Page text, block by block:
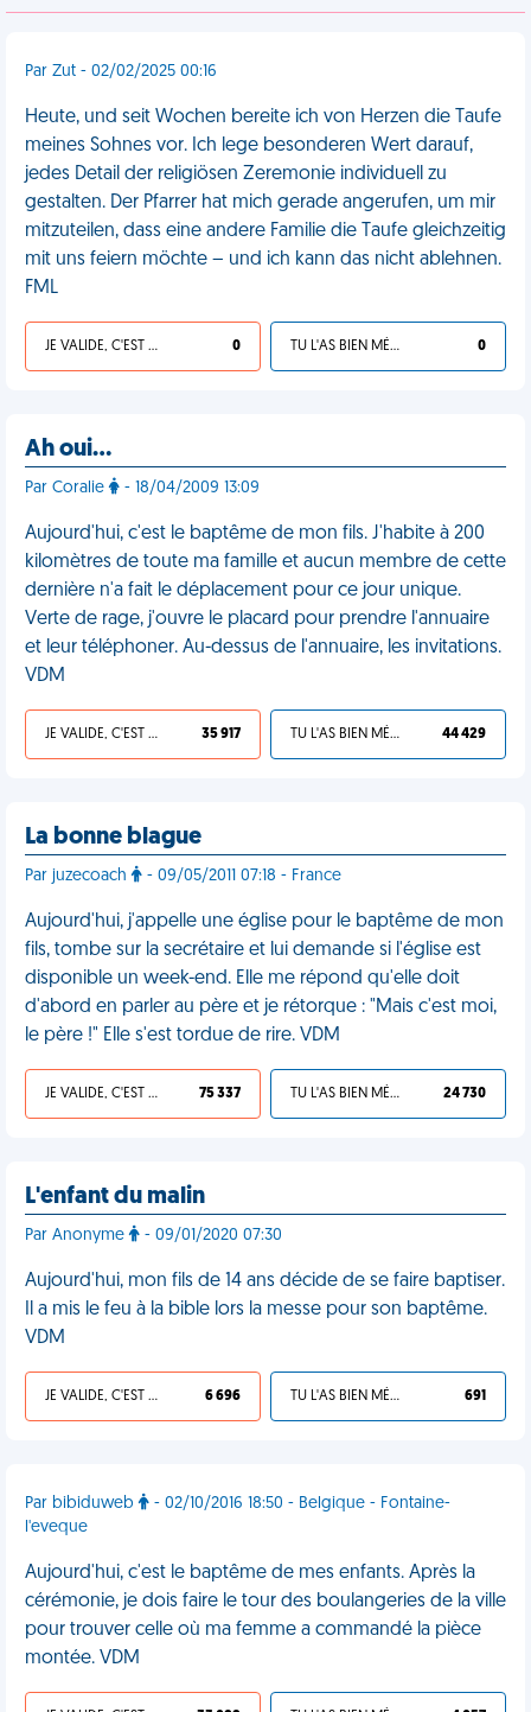
Par Zut - 02/02/2025 00:16
Heute, und seit Wochen bereite ich von Herzen die Taufe
meines Sohnes vor. Ich lege besonderen Wert darauf,
jedes Detail der religiösen Zeremonie individuell zu
gestalten. Der Pfarrer hat mich gerade angerufen, um mir
mitzuteilen, dass eine andere Familie die Taufe gleichzeitig
mit uns feiern möchte – und ich kann das nicht ablehnen.
FML
JE VALIDE, C'EST UNE VDM 0 TU L'AS BIEN MÉRITÉ 0
Ah oui…
Par Coralie - 18/04/2009 13:09
Aujourd'hui, c'est le baptême de mon fils. J'habite à 200
kilomètres de toute ma famille et aucun membre de cette
dernière n'a fait le déplacement pour ce jour unique.
Verte de rage, j'ouvre le placard pour prendre l'annuaire
et leur téléphoner. Au-dessus de l'annuaire, les invitations.
VDM
JE VALIDE, C'EST UNE VDM 35 917 TU L'AS BIEN MÉRITÉ 44 429
La bonne blague
Par juzecoach - 09/05/2011 07:18 - France
Aujourd'hui, j'appelle une église pour le baptême de mon
fils, tombe sur la secrétaire et lui demande si l'église est
disponible un week-end. Elle me répond qu'elle doit
d'abord en parler au père et je rétorque : "Mais c'est moi,
le père !" Elle s'est tordue de rire. VDM
JE VALIDE, C'EST UNE VDM 75 337 TU L'AS BIEN MÉRITÉ 24 730
L'enfant du malin
Par Anonyme - 09/01/2020 07:30
Aujourd'hui, mon fils de 14 ans décide de se faire baptiser.
Il a mis le feu à la bible lors la messe pour son baptême.
VDM
JE VALIDE, C'EST UNE VDM 6 696 TU L'AS BIEN MÉRITÉ 691
Par bibiduweb
- 02/10/2016 18:50 - Belgique - Fontaine-
l'eveque
Aujourd'hui, c'est le baptême de mes enfants. Après la
cérémonie, je dois faire le tour des boulangeries de la ville
pour trouver celle où ma femme a commandé la pièce
montée. VDM